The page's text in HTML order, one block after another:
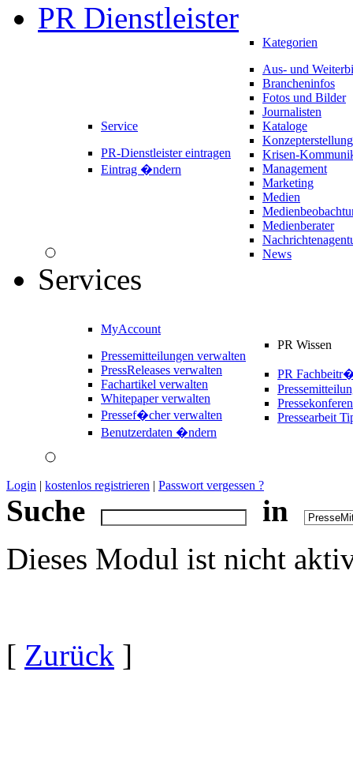
PR Dienstleister
Service
PR-Dienstleister eintragen
Eintrag �ndern
Kategorien
Aus- und
Brancheninfos
Fotos und Bilder
Journalisten
Kataloge
Konzepterstellung
Krisen-
Management
Marketing
Medien
Medienberater
News
Services
MyAccount
Pressemitteilungen verwalten
PressReleases verwalten
Fachartikel verwalten
Whitepaper verwalten
Pressef�cher verwalten
Benutzerdaten �ndern
PR Wissen
PR
Pressearbeit
Login | kostenlos registrieren | Passwort vergessen ?
Suche
in
Dieses Modul ist nicht
[ Zurück ]